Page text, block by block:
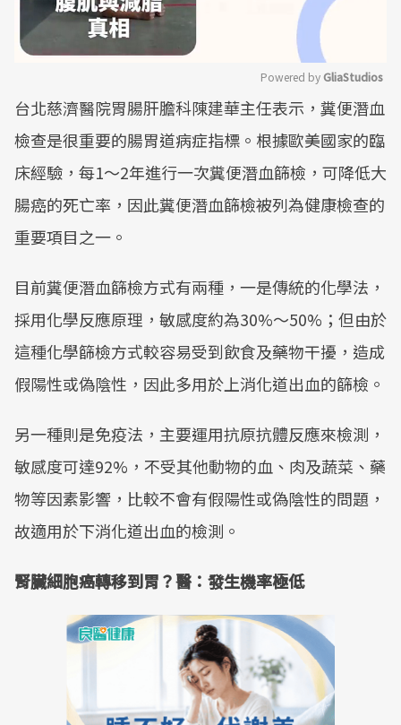
Mute
Powered by GliaStudios
台北慈濟醫院胃腸肝膽科陳建華主任表示，糞便潛血
檢查是很重要的腸胃道病症指標。根據歐美國家的臨
床經驗，每1～2年進行一次糞便潛血篩檢，可降低大
腸癌的死亡率，因此糞便潛血篩檢被列為健康檢查的
重要項目之一。
目前糞便潛血篩檢方式有兩種，一是傳統的化學法，
採用化學反應原理，敏感度約為30%～50%；但由於
這種化學篩檢方式較容易受到飲食及藥物干擾，造成
假陽性或偽陰性，因此多用於上消化道出血的篩檢。
另一種則是免疫法，主要運用抗原抗體反應來檢測，
敏感度可達92%，不受其他動物的血、肉及蔬菜、藥
物等因素影響，比較不會有假陽性或偽陰性的問題，
故適用於下消化道出血的檢測。
腎臟細胞癌轉移到胃？醫：發生機率極低